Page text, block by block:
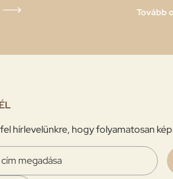
Tovább
hírlevelünkre, hogy folyamatosan